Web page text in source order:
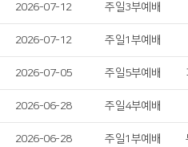
2026-07-12 주일3부예배
2026-07-12 주일1부예배
2026-07-05 주일5부예배
2026-06-28 주일4부예배
2026-06-28 주일1부예배